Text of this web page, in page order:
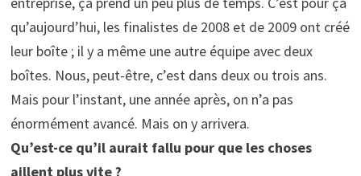
qu’aujourd’hui, les finalistes de 2008 et de 2009 ont créé
leur boîte ; il y a même une autre équipe avec deux
boîtes. Nous, peut-être, c’est dans deux ou trois ans.
Mais pour l’instant, une année après, on n’a pas
énormément avancé. Mais on y arrivera.
Qu’est-ce qu’il aurait fallu pour que les choses
aillent plus vite ?